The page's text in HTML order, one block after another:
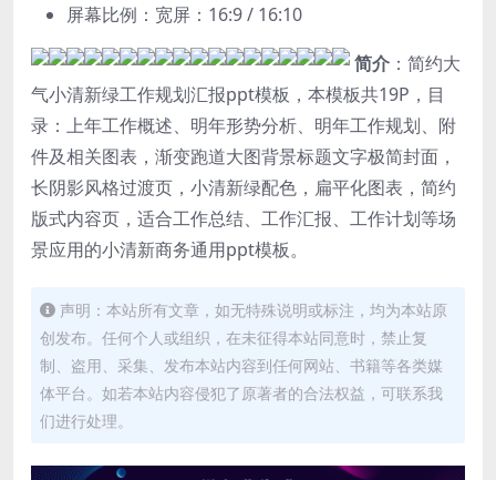
屏幕比例：宽屏：16:9 / 16:10
简介 ：简约大
气小清新绿工作规划汇报ppt模板，本模板共19P，目
录：上年工作概述、明年形势分析、明年工作规划、附
件及相关图表，渐变跑道大图背景标题文字极简封面，
长阴影风格过渡页，小清新绿配色，扁平化图表，简约
版式内容页，适合工作总结、工作汇报、工作计划等场
景应用的小清新商务通用ppt模板。
声明：本站所有文章，如无特殊说明或标注，均为本站原
创发布。任何个人或组织，在未征得本站同意时，禁止复
制、盗用、采集、发布本站内容到任何网站、书籍等各类媒
体平台。如若本站内容侵犯了原著者的合法权益，可联系我
们进行处理。